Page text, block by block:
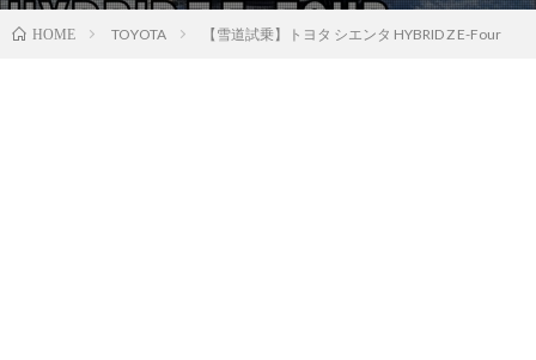
HOME TOYOTA 【雪道試乗】トヨタ シエンタ HYBRID Z E-Four